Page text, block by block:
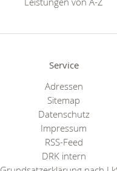
Service
Adressen
Sitemap
Datenschutz
Impressum
RSS-Feed
DRK intern